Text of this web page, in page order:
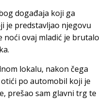
događaja koji ga
je predstavljao njegovu
ovaj mladić je brutalo
lokalu, nakon čega
po automobil koji je
prešao sam glavni trg te